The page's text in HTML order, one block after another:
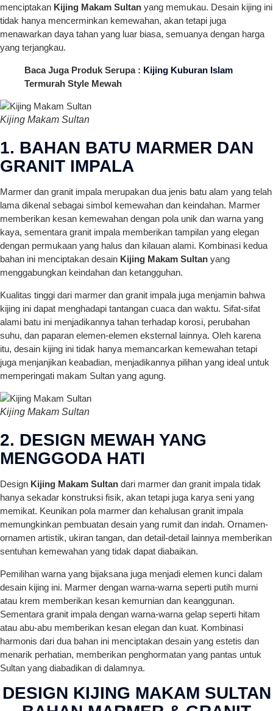
menciptakan Kijing Makam Sultan yang memukau. Desain kijing ini
tidak hanya mencerminkan kemewahan, akan tetapi juga
menawarkan daya tahan yang luar biasa, semuanya dengan harga
yang terjangkau.
Baca Juga Produk Serupa : Kijing Kuburan Islam
Termurah Style Mewah
Kijing Makam Sultan
1. BAHAN BATU MARMER DAN
GRANIT IMPALA
Marmer dan granit impala merupakan dua jenis batu alam yang telah
lama dikenal sebagai simbol kemewahan dan keindahan. Marmer
memberikan kesan kemewahan dengan pola unik dan warna yang
kaya, sementara granit impala memberikan tampilan yang elegan
dengan permukaan yang halus dan kilauan alami. Kombinasi kedua
bahan ini menciptakan desain Kijing Makam Sultan yang
menggabungkan keindahan dan ketangguhan.
Kualitas tinggi dari marmer dan granit impala juga menjamin bahwa
kijing ini dapat menghadapi tantangan cuaca dan waktu. Sifat-sifat
alami batu ini menjadikannya tahan terhadap korosi, perubahan
suhu, dan paparan elemen-elemen eksternal lainnya. Oleh karena
itu, desain kijing ini tidak hanya memancarkan kemewahan tetapi
juga menjanjikan keabadian, menjadikannya pilihan yang ideal untuk
memperingati makam Sultan yang agung.
Kijing Makam Sultan
2. DESIGN MEWAH YANG
MENGGODA HATI
Design Kijing Makam Sultan dari marmer dan granit impala tidak
hanya sekadar konstruksi fisik, akan tetapi juga karya seni yang
memikat. Keunikan pola marmer dan kehalusan granit impala
memungkinkan pembuatan desain yang rumit dan indah. Ornamen-
ornamen artistik, ukiran tangan, dan detail-detail lainnya memberikan
sentuhan kemewahan yang tidak dapat diabaikan.
Pemilihan warna yang bijaksana juga menjadi elemen kunci dalam
desain kijing ini. Marmer dengan warna-warna seperti putih murni
atau krem memberikan kesan kemurnian dan keanggunan.
Sementara granit impala dengan warna-warna gelap seperti hitam
atau abu-abu memberikan kesan elegan dan kuat. Kombinasi
harmonis dari dua bahan ini menciptakan desain yang estetis dan
menarik perhatian, memberikan penghormatan yang pantas untuk
Sultan yang diabadikan di dalamnya.
DESIGN KIJING MAKAM SULTAN